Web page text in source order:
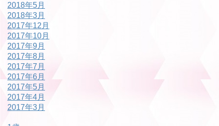
2018年5月
2018年3月
2017年12月
2017年10月
2017年9月
2017年8月
2017年7月
2017年6月
2017年5月
2017年4月
2017年3月